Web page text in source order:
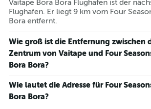
Vaitape Bora Bora Flughafen ist der
Flughafen. Er liegt 9 km vom Four
Bora entfernt.
Wie groß ist die Entfernung zwischen
Zentrum von Vaitape und Four
Bora Bora?
Wie lautet die Adresse für Four
Bora Bora?